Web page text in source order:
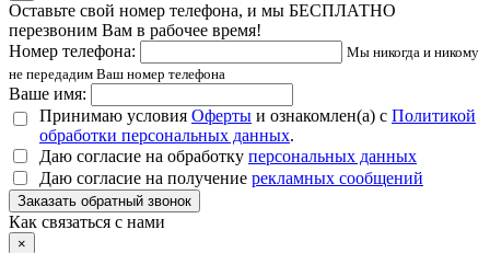
Оставьте свой номер телефона, и мы БЕСПЛАТНО
перезвоним Вам в рабочее время!
Номер телефона:
Мы никогда и никому
не передадим Ваш номер телефона
Ваше имя:
Принимаю условия Оферты и ознакомлен(а) с Политикой
обработки персональных данных.
Даю согласие на обработку персональных данных
Даю согласие на получение рекламных сообщений
Заказать обратный звонок
Как связаться с нами
×